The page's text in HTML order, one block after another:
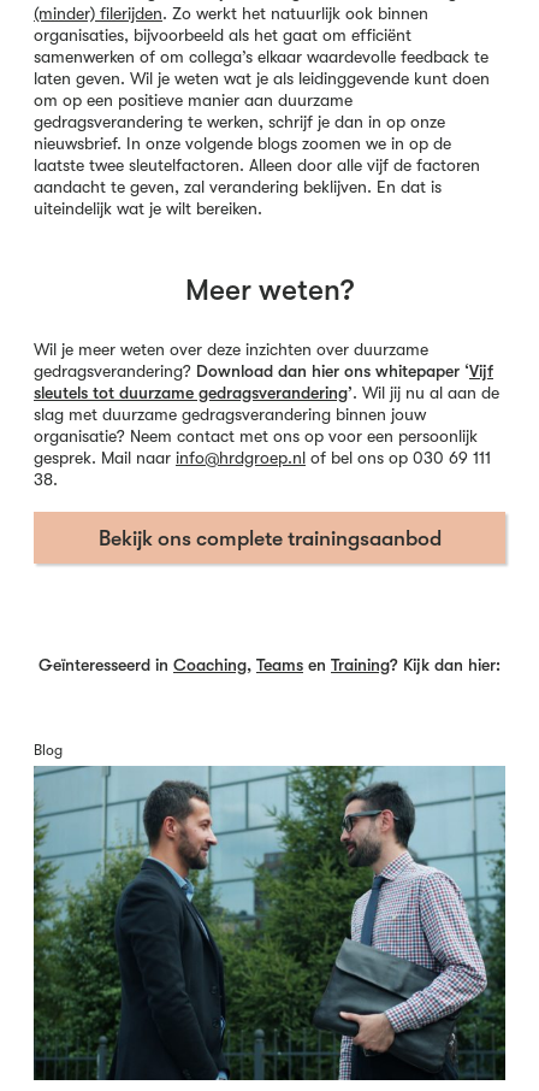
(minder) filerijden. Zo werkt het natuurlijk ook binnen
organisaties, bijvoorbeeld als het gaat om efficiënt
samenwerken of om collega’s elkaar waardevolle feedback te
laten geven. Wil je weten wat je als leidinggevende kunt doen
om op een positieve manier aan duurzame
gedragsverandering te werken, schrijf je dan in op onze
nieuwsbrief. In onze volgende blogs zoomen we in op de
laatste twee sleutelfactoren. Alleen door alle vijf de factoren
aandacht te geven, zal verandering beklijven. En dat is
uiteindelijk wat je wilt bereiken.
Meer weten?
Wil je meer weten over deze inzichten over duurzame
gedragsverandering? Download dan hier ons whitepaper ‘Vijf
sleutels tot duurzame gedragsverandering’. Wil jij nu al aan de
slag met duurzame gedragsverandering binnen jouw
organisatie? Neem contact met ons op voor een persoonlijk
gesprek. Mail naar info@hrdgroep.nl of bel ons op 030 69 111
38.
Bekijk ons complete trainingsaanbod
Geïnteresseerd in Coaching, Teams en Training? Kijk dan hier:
Blog